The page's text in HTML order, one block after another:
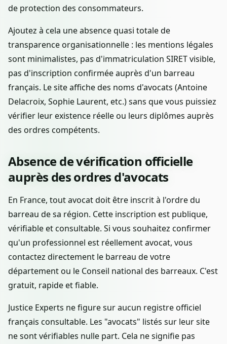
de protection des consommateurs.
Ajoutez à cela une absence quasi totale de
transparence organisationnelle : les mentions légales
sont minimalistes, pas d'immatriculation SIRET visible,
pas d'inscription confirmée auprès d'un barreau
français. Le site affiche des noms d'avocats (Antoine
Delacroix, Sophie Laurent, etc.) sans que vous puissiez
vérifier leur existence réelle ou leurs diplômes auprès
des ordres compétents.
Absence de vérification officielle
auprès des ordres d'avocats
En France, tout avocat doit être inscrit à l'ordre du
barreau de sa région. Cette inscription est publique,
vérifiable et consultable. Si vous souhaitez confirmer
qu'un professionnel est réellement avocat, vous
contactez directement le barreau de votre
département ou le Conseil national des barreaux. C'est
gratuit, rapide et fiable.
Justice Experts ne figure sur aucun registre officiel
français consultable. Les "avocats" listés sur leur site
ne sont vérifiables nulle part. Cela ne signifie pas